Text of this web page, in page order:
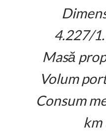
4.227/
Masă
Volum
Consum
km